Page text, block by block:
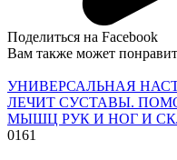
Поделиться на Facebook
Вам также может
УНИВЕРСАЛЬНАЯ
ЛЕЧИТ СУСТАВЫ.
МЫШЦ РУК И НОГ И
0161